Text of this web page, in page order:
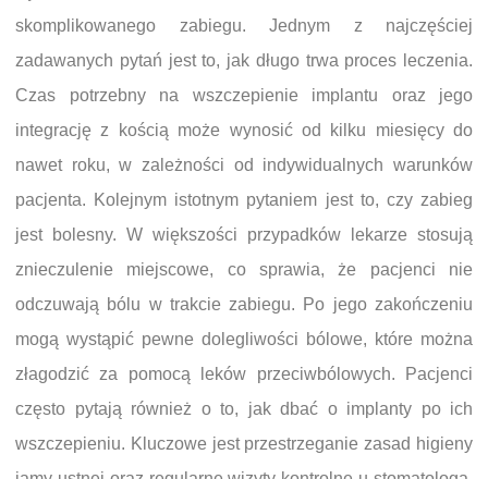
skomplikowanego zabiegu. Jednym z najczęściej
zadawanych pytań jest to, jak długo trwa proces leczenia.
Czas potrzebny na wszczepienie implantu oraz jego
integrację z kością może wynosić od kilku miesięcy do
nawet roku, w zależności od indywidualnych warunków
pacjenta. Kolejnym istotnym pytaniem jest to, czy zabieg
jest bolesny. W większości przypadków lekarze stosują
znieczulenie miejscowe, co sprawia, że pacjenci nie
odczuwają bólu w trakcie zabiegu. Po jego zakończeniu
mogą wystąpić pewne dolegliwości bólowe, które można
złagodzić za pomocą leków przeciwbólowych. Pacjenci
często pytają również o to, jak dbać o implanty po ich
wszczepieniu. Kluczowe jest przestrzeganie zasad higieny